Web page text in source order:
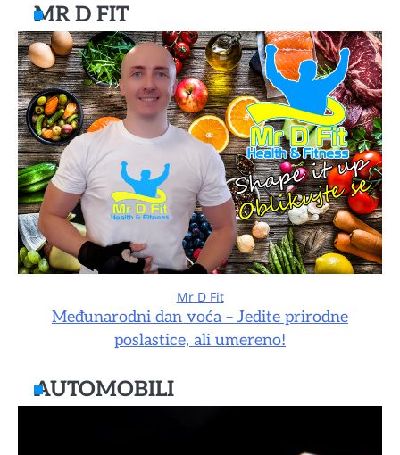
MR D FIT
Mr D Fit
Međunarodni dan voća – Jedite prirodne
poslastice, ali umereno!
AUTOMOBILI